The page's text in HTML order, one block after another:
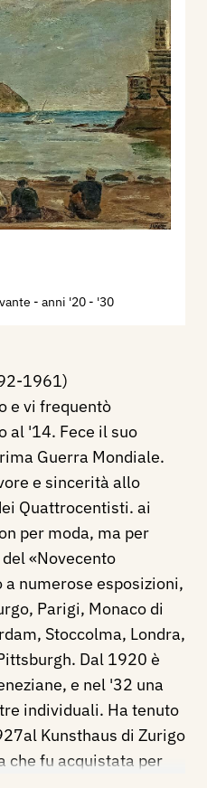
- anni '20 - '30
1961)
e vi frequentò
al '14. Fece il suo
Guerra Mondiale.
e sincerità allo
Quattrocentisti. ai
per moda, ma per
«Novecento
numerose esposizioni,
Parigi, Monaco di
Stoccolma, Londra,
Dal 1920 è
e nel '32 una
individuali. Ha tenuto
Kunsthaus di Zurigo
che fu acquistata per